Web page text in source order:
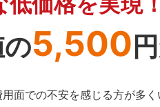
5,500
面での不安を感じる方が多く